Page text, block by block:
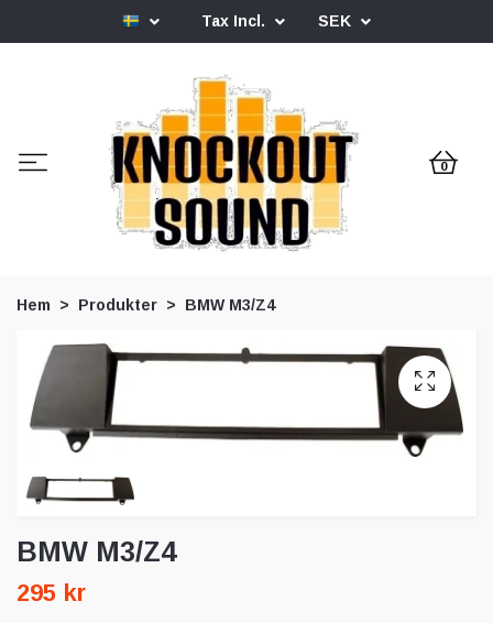
Tax Incl. SEK
0
Hem Produkter BMW M3/Z4
BMW M3/Z4
295 kr